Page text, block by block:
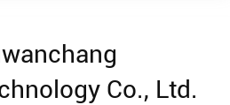
Co., Ltd.